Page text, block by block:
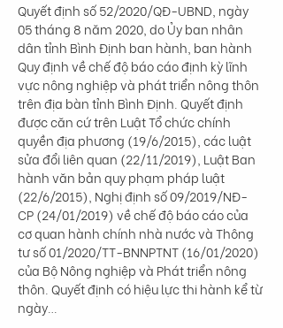
Quyết định số 52/2020/QĐ-UBND, ngày
05 tháng 8 năm 2020, do Ủy ban nhân
dân tỉnh Bình Định ban hành, ban hành
Quy định về chế độ báo cáo định kỳ lĩnh
vực nông nghiệp và phát triển nông thôn
trên địa bàn tỉnh Bình Định. Quyết định
được căn cứ trên Luật Tổ chức chính
quyền địa phương (19/6/2015), các luật
sửa đổi liên quan (22/11/2019), Luật Ban
hành văn bản quy phạm pháp luật
(22/6/2015), Nghị định số 09/2019/NĐ-
CP (24/01/2019) về chế độ báo cáo của
cơ quan hành chính nhà nước và Thông
tư số 01/2020/TT-BNNPTNT (16/01/2020)
của Bộ Nông nghiệp và Phát triển nông
thôn. Quyết định có hiệu lực thi hành kể từ
ngày…